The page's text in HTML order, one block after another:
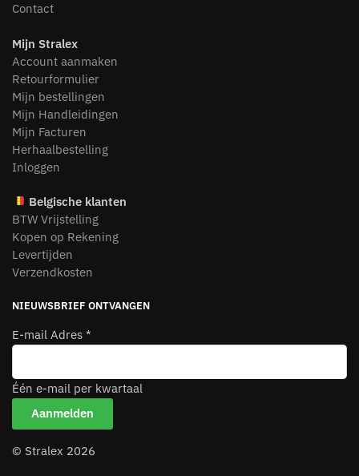
Contact
Mijn Stralex
Account aanmaken
Retourformulier
Mijn bestellingen
Mijn Handleidingen
Mijn Facturen
Herhaalbestelling
Inloggen
Belgische klanten
BTW Vrijstelling
Kopen op Rekening
Levertijden
Verzendkosten
NIEUWSBRIEF ONTVANGEN
E-mail Adres *
Één e-mail per kwartaal
© Stralex 2026